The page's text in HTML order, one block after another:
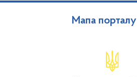
Мапа порталу